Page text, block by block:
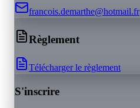
francois.demarthe@hotmail.fr
Règlement
Télécharger le règlement
S'inscrire